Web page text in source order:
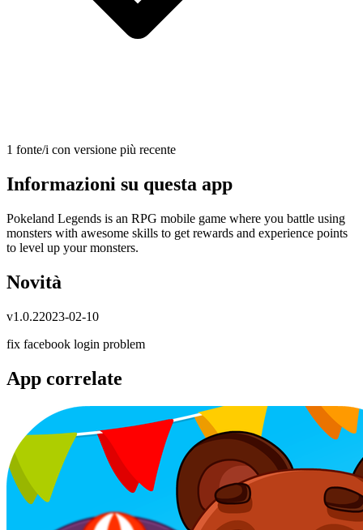
1 fonte/i con versione più recente
Informazioni su questa app
Pokeland Legends is an RPG mobile game where you battle using
monsters with awesome skills to get rewards and experience points
to level up your monsters.
Novità
v1.0.22023-02-10
fix facebook login problem
App correlate